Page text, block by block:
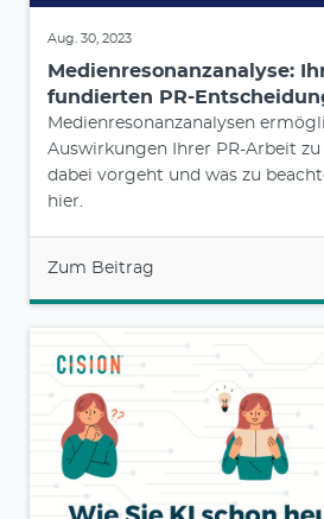
Aug. 30, 2023
Medienresonanzanalyse:
fundierten PR-
Medienresonanzanalysen
Auswirkungen Ihrer PR-Arbeit
dabei vorgeht und was zu
hier.
Zum Beitrag